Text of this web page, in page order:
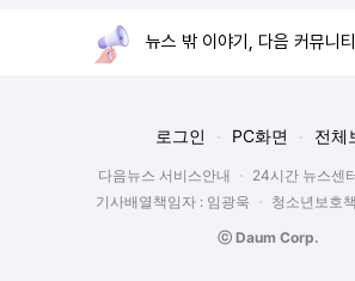
뉴스 밖 이야기, 다음 커뮤니
로그인 PC화면 전체
다음뉴스 서비스안내 24시간 뉴스센
기사배열책임자 : 임광욱
청소년보호
ⓒ Daum Corp.